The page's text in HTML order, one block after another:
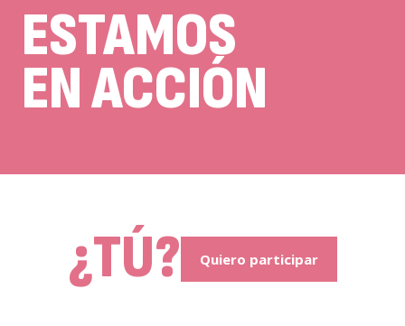
ESTAMOS
EN ACCIÓN
¿TÚ? Quiero participar